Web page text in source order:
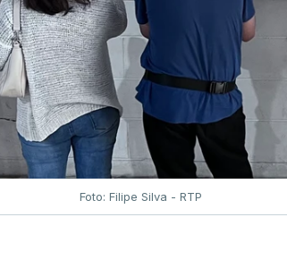
Foto: Filipe Silva - RTP